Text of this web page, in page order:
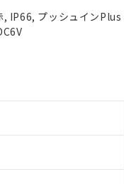
IP66, プッシュインPlus